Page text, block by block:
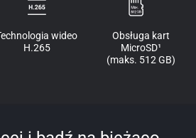
wideo
H.265
Obsługa kart
MicroSD¹
(maks. 512 GB)